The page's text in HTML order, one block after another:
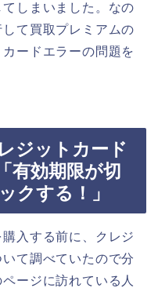
しまいました。なの
て買取プレミアムの
ードエラーの問題を
ジットカード
有効期限が切
クする！」
入する前に、クレジ
て調べていたので分
ージに訪れている人